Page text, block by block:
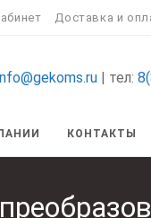
Доставка и
| тел:
КОНТАКТЫ